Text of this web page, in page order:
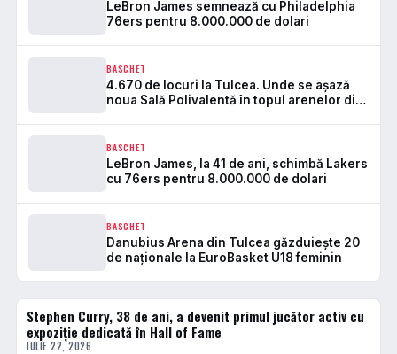
LeBron James semnează cu Philadelphia
76ers pentru 8.000.000 de dolari
BASCHET
4.670 de locuri la Tulcea. Unde se așază
noua Sală Polivalentă în topul arenelor din
BASCHET
LeBron James, la 41 de ani, schimbă Lakers
cu 76ers pentru 8.000.000 de dolari
BASCHET
Danubius Arena din Tulcea găzduiește 20
de naționale la EuroBasket U18 feminin
BASCHET
Stephen Curry, 38 de ani, a devenit primul jucător activ cu
expoziție dedicată în Hall of Fame
IULIE 22, 2026